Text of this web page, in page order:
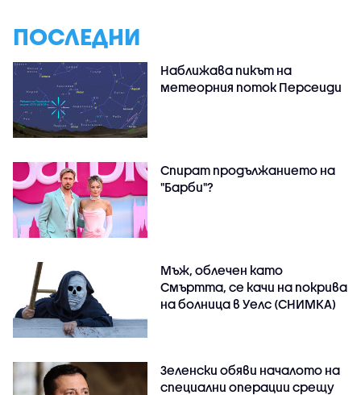
ПОСЛЕДНИ
Наближава пикът на
метеорния поток Персеиди
Спират продължанието на
"Барби"?
Мъж, облечен като
Смъртта, се качи на покрива
на болница в Уелс (СНИМКА)
Зеленски обяви началото на
специални операции срещу